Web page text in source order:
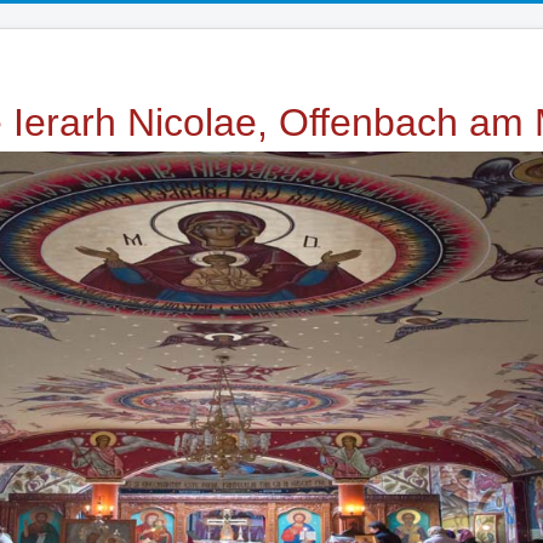
Nicolae, Offenbach am